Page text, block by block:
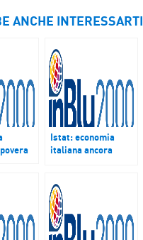
ANCHE INTERESSARTI
Istat: economia
italiana ancora